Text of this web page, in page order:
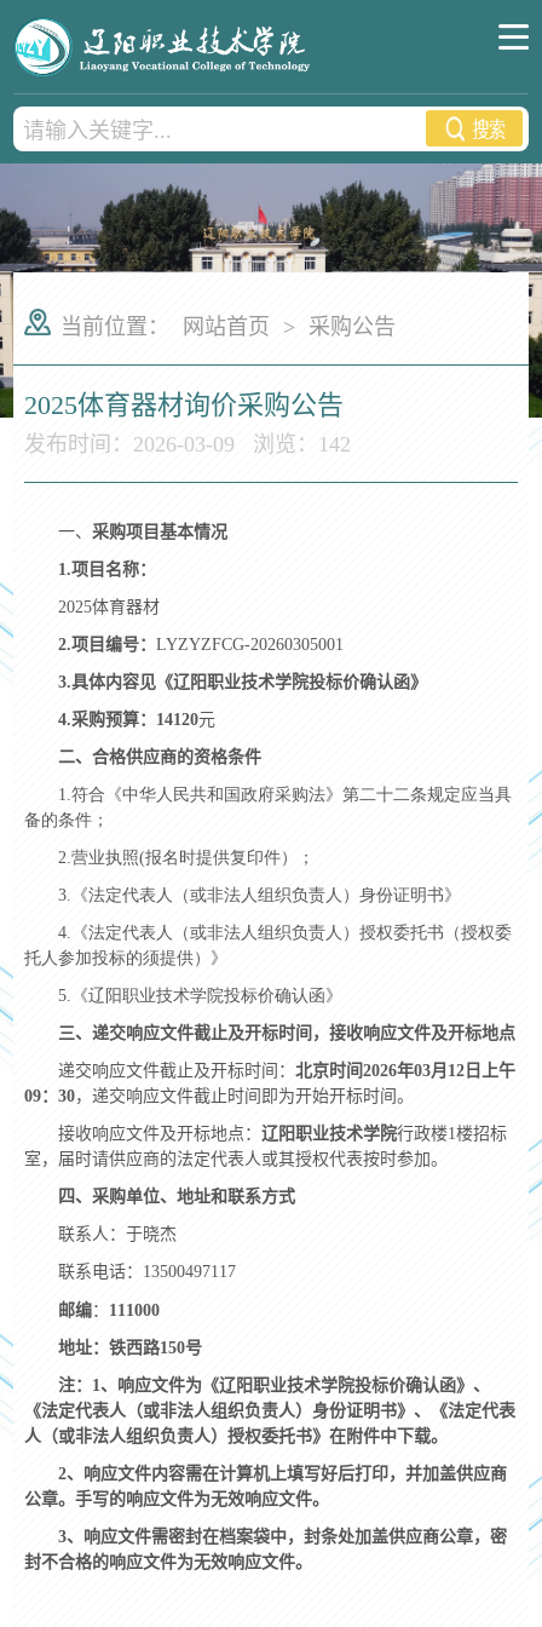
当前位置： 网站首页 > 采购公告
2025体育器材询价采购公告
发布时间：2026-03-09 浏览： 142
一、 采购项目基本情况
1.项目名称：
2025体育器材
2.项目编号： LYZYZFCG-20260305001
3.具体内容见《辽阳职业技术学院投标价确认函》
4.采购预算：14120元
二、合格供应商的资格条件
1.符合《中华人民共和国政府采购法》第二十二条规定应当具
备的条件；
2.营业执照(报名时提供复印件）；
3.《法定代表人（或非法人组织负责人）身份证明书》
4.《法定代表人（或非法人组织负责人）授权委托书（授权委
托人参加投标的须提供）》
5.《辽阳职业技术学院投标价确认函》
三、递交响应文件截止及开标时间，接收响应文件及开标地点
递交响应文件截止及开标时间： 北京时间 2026年03月12日上午
09：30，递交响应文件截止时间即为开始开标时间。
接收响应文件及开标地点： 辽阳职业技术学院行政楼1楼招标
室，届时请供应商的法定代表人或其授权代表按时参加。
四、采购单位、地址和联系方式
联系人：于晓杰
联系电话：13500497117
邮编： 111000
地址：铁西路150号
注： 1、响应文件为《辽阳职业技术学院投标价确认函》、
《法定代表人（或非法人组织负责人）身份证明书》、《法定代表
人（或非法人组织负责人）授权委托书》在附件中下载。
2、响应文件内容需在计算机上填写好后打印，并加盖供应商
公章。手写的响应文件为无效响应文件。
3、响应文件需密封在档案袋中，封条处加盖供应商公章，密
封不合格的响应文件为无效响应文件。